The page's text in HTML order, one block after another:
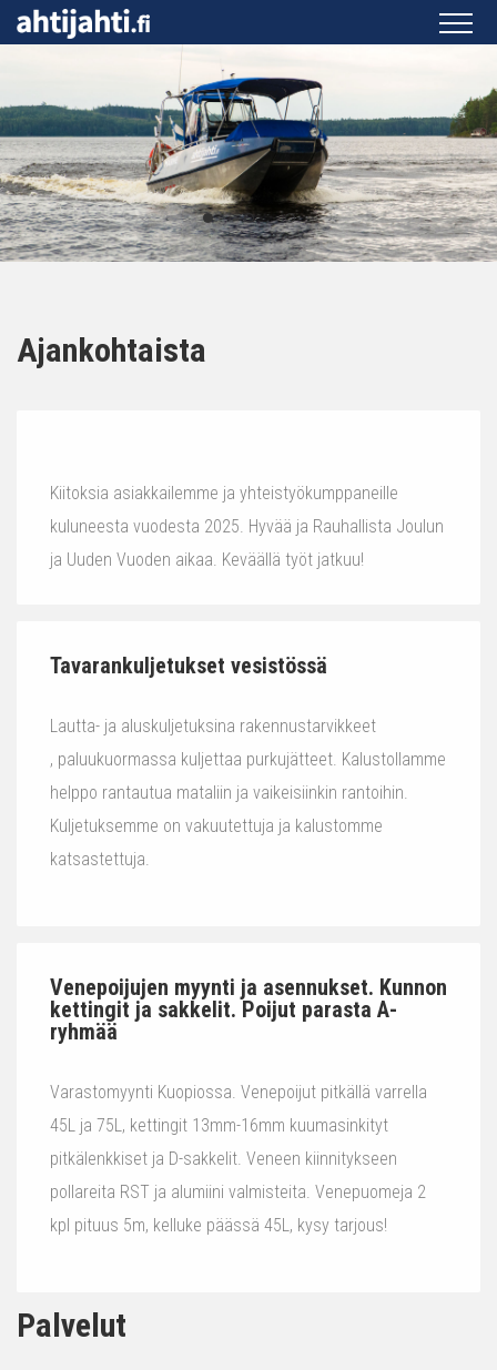
Ajankohtaista
Kiitoksia asiakkailemme ja yhteistyökumppaneille
kuluneesta vuodesta 2025. Hyvää ja Rauhallista Joulun
ja Uuden Vuoden aikaa. Keväällä työt jatkuu!
Tavarankuljetukset vesistössä
Lautta- ja aluskuljetuksina rakennustarvikkeet
, paluukuormassa kuljettaa purkujätteet. Kalustollamme
helppo rantautua mataliin ja vaikeisiinkin rantoihin.
Kuljetuksemme on vakuutettuja ja kalustomme
katsastettuja.
Venepoijujen myynti ja asennukset. Kunnon
kettingit ja sakkelit. Poijut parasta A-
ryhmää
Varastomyynti Kuopiossa. Venepoijut pitkällä varrella
45L ja 75L, kettingit 13mm-16mm kuumasinkityt
pitkälenkkiset ja D-sakkelit. Veneen kiinnitykseen
pollareita RST ja alumiini valmisteita. Venepuomeja 2
kpl pituus 5m, kelluke päässä 45L, kysy tarjous!
Palvelut